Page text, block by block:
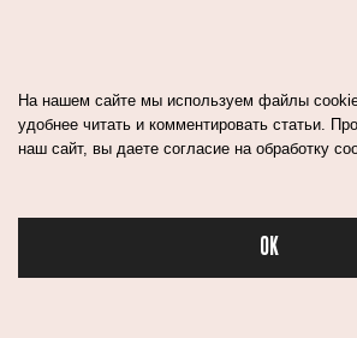
На нашем сайте мы используем файлы
удобнее читать и комментировать статьи.
наш сайт, вы даете согласие на обработку
OK